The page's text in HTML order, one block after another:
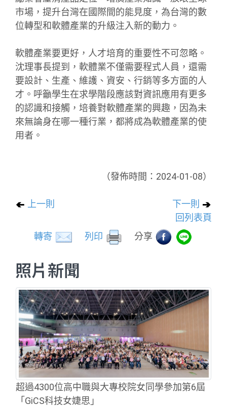
市場，提升台灣在國際間的能見度，為台灣的數
位轉型和軟體產業的升級注入新的動力。
軟體產業要更好，人才培育的重要性不可忽略。
沈理事長提到，軟體業不僅需要程式人員，還需
要設計、生產、維護、資安、行銷等多方面的人
才。呼籲學生在求學階段應該對資訊應用有更多
的認識和接觸，培養對軟體產業的興趣，因為未
來無論身在哪一種行業，都將成為軟體產業的使
用者。
（發佈時間：2024-01-08）
上一則
下一則
回列表頁
轉寄
列印 分享
照片新聞
超過4300位高中職與大專校院女同學參加第6屆
「GiCS科技女婕思」